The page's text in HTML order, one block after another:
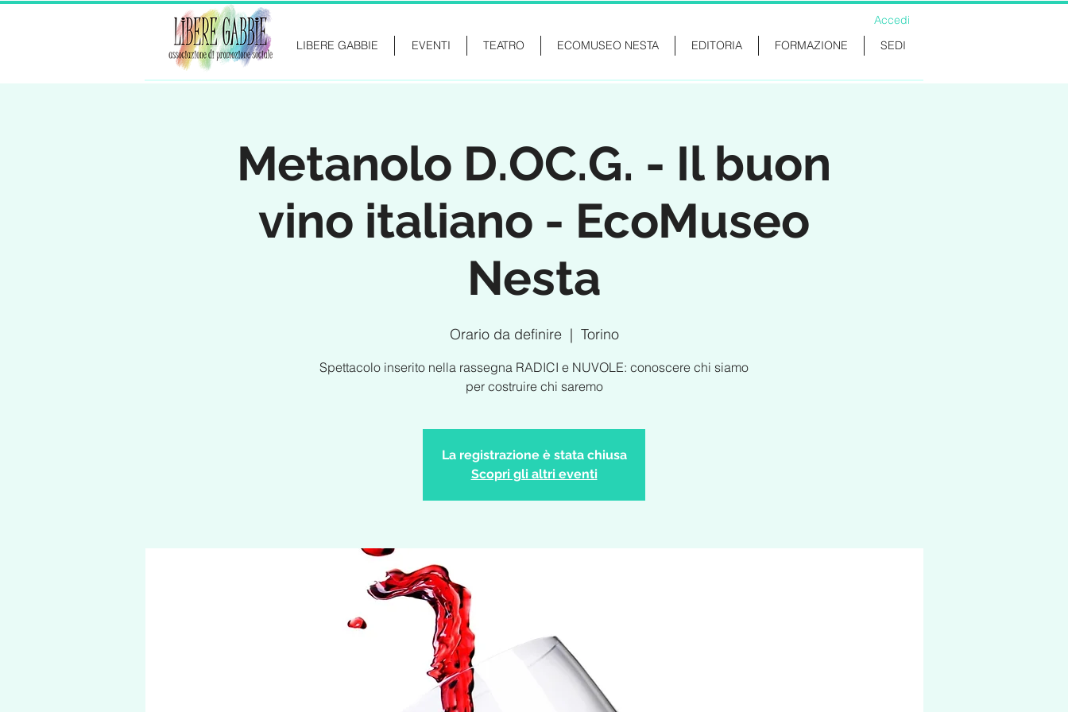
Accedi
LIBERE GABBIE
EVENTI TEATRO ECOMUSEO NESTA EDITORIA FORMAZIONE SEDI
Metanolo D.OC.G. - Il buon
vino italiano - EcoMuseo
Nesta
Orario da definire
  |
Torino
Spettacolo inserito nella rassegna RADICI e NUVOLE: conoscere chi siamo
per costruire chi saremo
La registrazione è stata chiusa
Scopri gli altri eventi